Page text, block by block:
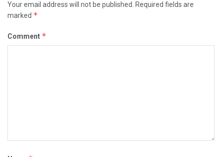
Your email address will not be published.
Required fields are
marked *
Comment *